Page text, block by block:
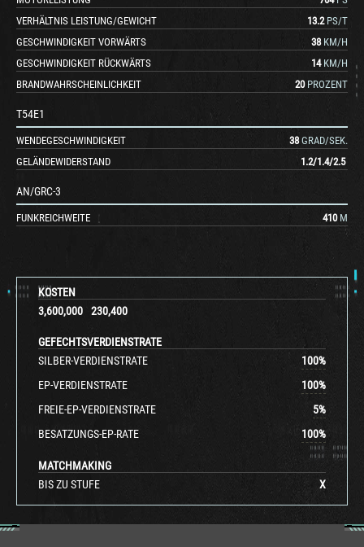
KOSTEN
3,600,000
230,400
GEFECHTSVERDIENSTRATE
SILBER-VERDIENSTRATE
100%
EP-VERDIENSTRATE
100%
FREIE-EP-VERDIENSTRATE
5%
BESATZUNGS-EP-RATE
100%
MATCHMAKING
BIS ZU STUFE
X
VERHÄLTNIS LEISTUNG/GEWICHT
13.2 PS/T
GESCHWINDIGKEIT VORWÄRTS
38 KM/H
GESCHWINDIGKEIT RÜCKWÄRTS
14 KM/H
BRANDWAHRSCHEINLICHKEIT
20 PROZENT
T54E1
WENDEGESCHWINDIGKEIT 38 GRAD/SEK.
GELÄNDEWIDERSTAND
1.2/1.4/2.5
AN/GRC-3
FUNKREICHWEITE 410 M